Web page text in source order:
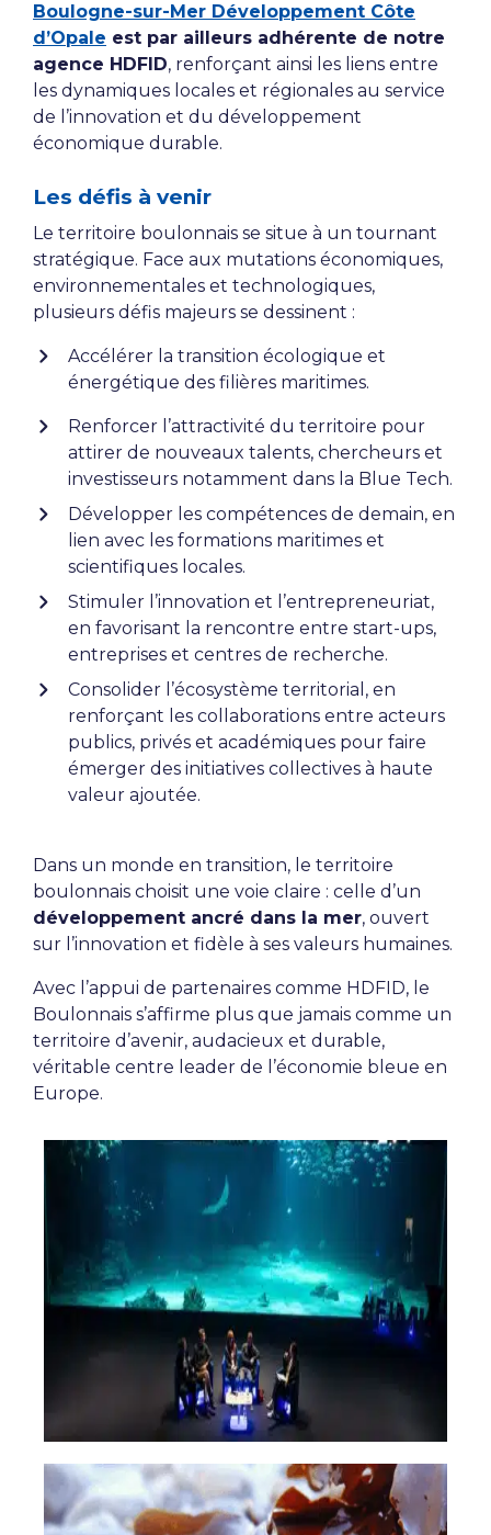
Boulogne-sur-Mer Développement Côte
d’Opale est par ailleurs adhérente de notre
agence HDFID, renforçant ainsi les liens entre
les dynamiques locales et régionales au service
de l’innovation et du développement
économique durable.
Les défis à venir
Le territoire boulonnais se situe à un tournant
stratégique. Face aux mutations économiques,
environnementales et technologiques,
plusieurs défis majeurs se dessinent :
Accélérer la transition écologique et
énergétique des filières maritimes.
Renforcer l’attractivité du territoire pour
attirer de nouveaux talents, chercheurs et
investisseurs notamment dans la Blue Tech.
Développer les compétences de demain, en
lien avec les formations maritimes et
scientifiques locales.
Stimuler l’innovation et l’entrepreneuriat,
en favorisant la rencontre entre start-ups,
entreprises et centres de recherche.
Consolider l’écosystème territorial, en
renforçant les collaborations entre acteurs
publics, privés et académiques pour faire
émerger des initiatives collectives à haute
valeur ajoutée.
Dans un monde en transition, le territoire
boulonnais choisit une voie claire : celle d’un
développement ancré dans la mer, ouvert
sur l’innovation et fidèle à ses valeurs humaines.
Avec l’appui de partenaires comme HDFID, le
Boulonnais s’affirme plus que jamais comme un
territoire d’avenir, audacieux et durable,
véritable centre leader de l’économie bleue en
Europe.